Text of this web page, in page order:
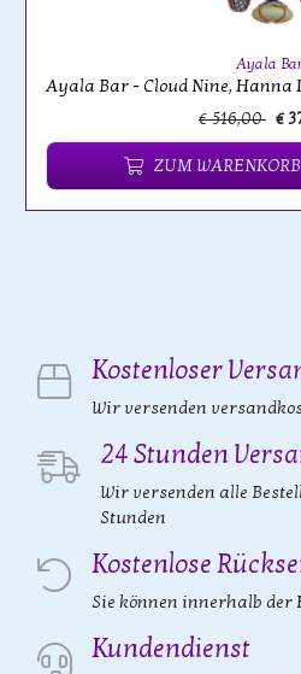
Ayala
Ayala Bar - Cloud Nine, Hanna
€ 516,00 €
ZUM
Kostenloser
Wir versenden
24 Stunden
Wir versenden alle
Stunden
Kostenlose
Sie können innerhalb der
Kundendienst